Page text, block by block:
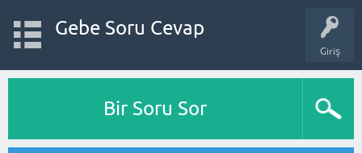
Giriş
Gebe Soru Cevap
Bir Soru Sor